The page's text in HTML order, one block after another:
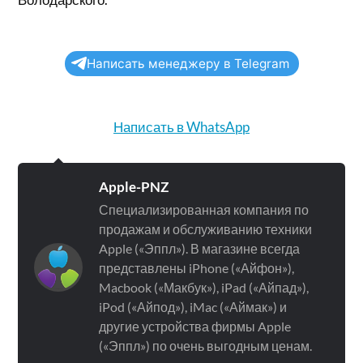
Написать менеджеру в Telegram
Написать в WhatsApp
Apple-PNZ
Специализированная компания по
продажам и обслуживанию техники
Apple («Эппл»). В магазине всегда
представлены iPhone («Айфон»),
Macbook («Макбук»), iPad («Айпад»),
iPod («Айпод»), iMac («Аймак») и
другие устройства фирмы Apple
(«Эппл») по очень выгодным ценам.